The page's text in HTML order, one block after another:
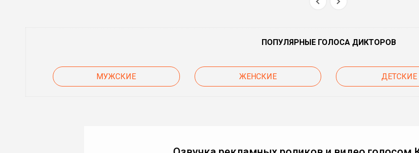
ПОПУЛЯРНЫЕ ГОЛОСА ДИКТОРОВ
МУЖСКИЕ ЖЕНСКИЕ ДЕТСКИЕ